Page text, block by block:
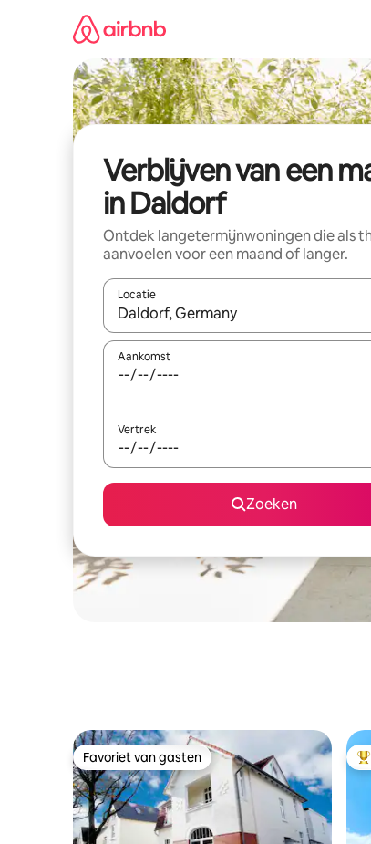
Verblijven van een
in Daldorf
Ontdek langetermijnwoningen die als
aanvoelen voor een maand of langer.
Locatie
Wanneer er resultaten beschikbaar zijn,
Aankomst
Vertrek
Zoeken
Favoriet van gasten
Favoriet van gasten